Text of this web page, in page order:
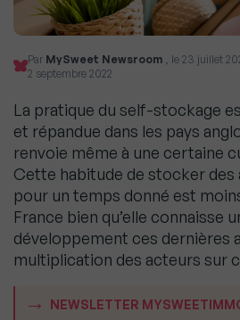
Par MySweet Newsroom , le 23 juillet
2 septembre 2022
La pratique du self-stockage
et répandue dans les pays
renvoie même à une certaine
Cette habitude de stocker des
pour un temps donné est
France bien qu’elle connaisse
développement ces dernières
multiplication des acteurs sur
NEWSLETTER